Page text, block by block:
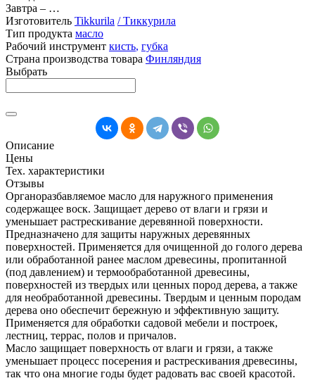
Завтра – …
Изготовитель Tikkurila / Тиккурила
Тип продукта масло
Рабочий инструмент кисть, губка
Страна производства товара Финляндия
Выбрать
Описание
Цены
Тех. характеристики
Отзывы
Органоразбавляемое масло для наружного применения
содержащее воск. Защищает дерево от влаги и грязи и
уменьшает растрескивание деревянной поверхности.
Предназначено для защиты наружных деревянных
поверхностей. Применяется для очищенной до голого дерева
или обработанной ранее маслом древесины, пропитанной
(под давлением) и термообработанной древесины,
поверхностей из твердых или ценных пород дерева, а также
для необработанной древесины. Твердым и ценным породам
дерева оно обеспечит бережную и эффективную защиту.
Применяется для обработки садовой мебели и построек,
лестниц, террас, полов и причалов.
Масло защищает поверхность от влаги и грязи, а также
уменьшает процесс посерения и растрескивания древесины,
так что она многие годы будет радовать вас своей красотой.